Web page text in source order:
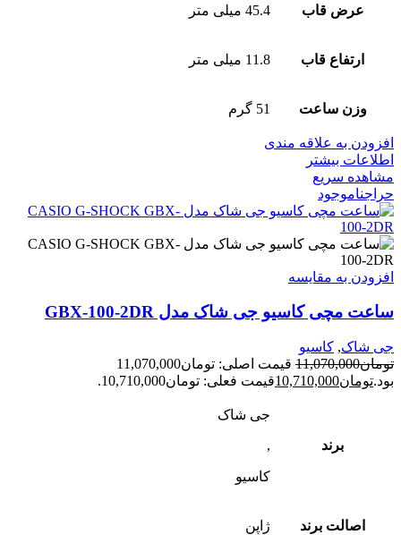
عرض قاب 45.4 میلی متر
ارتفاع قاب 11.8 میلی متر
وزن ساعت 51 گرم
افزودن به علاقه مندی
اطلاعات بیشتر
مشاهده سریع
حراجناموجود
افزودن به مقایسه
ساعت مچی کاسیو جی شاک مدل GBX-100-2DR
جی شاک, کاسیو
تومان11,070,000
قیمت اصلی: تومان11,070,000
بود.تومان10,710,000قیمت فعلی: تومان10,710,000.
برند
جی شاک
,
کاسیو
اصالت برند ژاپن